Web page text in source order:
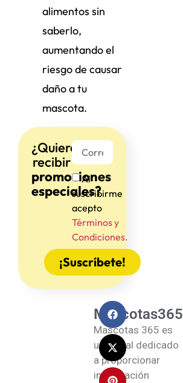
alimentos sin
saberlo,
aumentando el
riesgo de causar
daño a tu
mascota.
¿Quieres
recibir
promociones
especiales?
Al
suscribirme
acepto
Términos y
Condiciones.
¡Suscríbete!
Mascotas365
Mascotas 365 es
un portal dedicado
a proporcionar
información